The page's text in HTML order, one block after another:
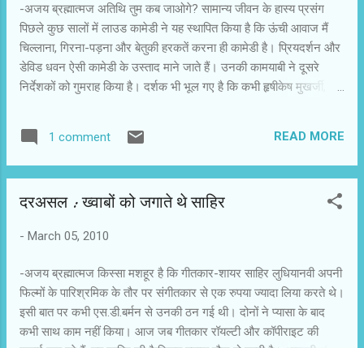
लौटूंगा। वहां चंद दिनों की शूटिंग करने के बाद गोलमाल-3 के
लिए गोवा चला जाऊंगा। इस बीच वन्स अप ऑन अ टाइम की
बाकी ...
-अजय ब्रह्मात्मज अतिथि तुम कब जाओगे? सामान्य जीवन के हास्य प्रसंग
पिछले कुछ सालों में लाउड कामेडी ने यह स्थापित किया है कि ऊंची आवाज मैं
चिल्लाना, गिरना-पड़ना और बेतुकी हरकतें करना ही कामेडी है। प्रियदर्शन और
डेविड धवन ऐसी कामेडी के उस्ताद माने जाते हैं। उनकी कामयाबी ने दूसरे
निर्देशकों को गुमराह किया है। दर्शक भी भूल गए है कि कभी हृषीकेष मुखर्जी,
श्रेणी की फिल्म है। यह परंपरा आगे बढ़नी चाहिए। पुनीत फिल्मों का संघर्षशील
लेखक है। वह कानपुर से मुंबई आया है। उसकी पत्‍‌नी मुनमुन बंगाल की है।
उनके घर पधारते हैं, जो खुद को पुनीत का दूर का रिश्तेदार बताते हैं। शुरू में
आदतों से पुनीत और मुनमुन की जिंदगी में खलल पड़ने लगती है। चाचाजी को
1 comment READ MORE
दरअसल : ख्वाबों को जगाते थे साहिर
- March 05, 2010
-अजय ब्रह्मात्‍मज किस्सा मशहूर है कि गीतकार-शायर साहिर लुधियानवी अपनी
फिल्मों के पारिश्रमिक के तौर पर संगीतकार से एक रुपया ज्यादा लिया करते थे।
इसी बात पर कभी एस.डी.बर्मन से उनकी ठन गई थी। दोनों ने प्यासा के बाद
कभी साथ काम नहीं किया। आज जब गीतकार रॉयल्टी और कॉपीराइट की